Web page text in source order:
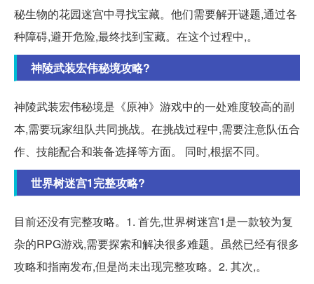
秘生物的花园迷宫中寻找宝藏。他们需要解开谜题,通过各
种障碍,避开危险,最终找到宝藏。在这个过程中,。
神陵武装宏伟秘境攻略?
神陵武装宏伟秘境是《原神》游戏中的一处难度较高的副
本,需要玩家组队共同挑战。在挑战过程中,需要注意队伍合
作、技能配合和装备选择等方面。 同时,根据不同。
世界树迷宫1完整攻略?
目前还没有完整攻略。1. 首先,世界树迷宫1是一款较为复
杂的RPG游戏,需要探索和解决很多难题。虽然已经有很多
攻略和指南发布,但是尚未出现完整攻略。2. 其次,。